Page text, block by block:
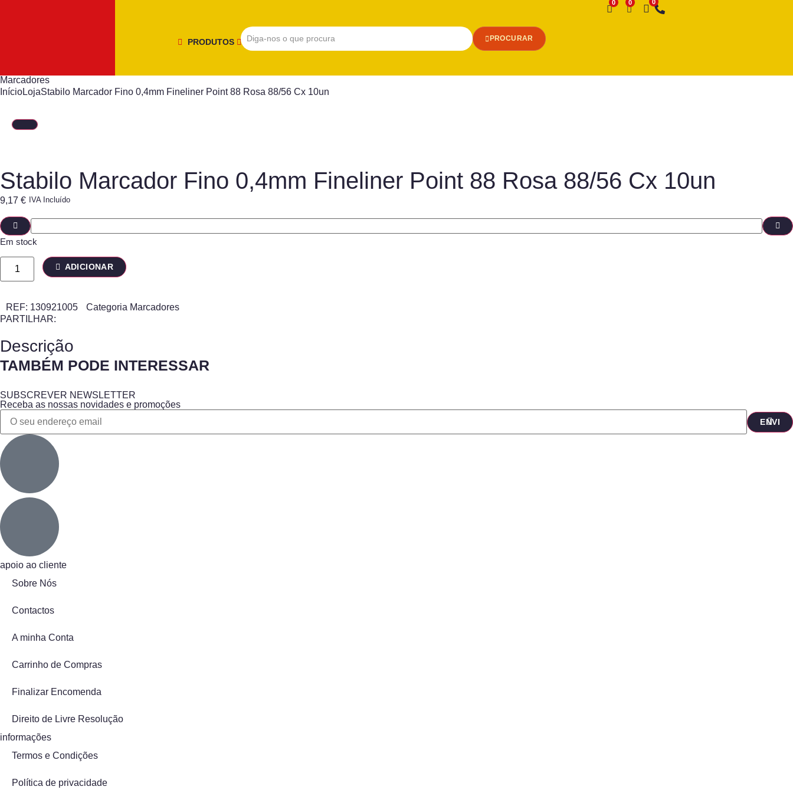
PRODUTOS PROCURAR
Desejo
Marcadores
InícioLojaStabilo Marcador Fino 0,4mm Fineliner Point 88 Rosa 88/56 Cx 10un
Stabilo Marcador Fino 0,4mm Fineliner Point 88 Rosa 88/56 Cx 10un
9,17 € IVA Incluído
Em stock
ADICIONAR
REF: 130921005 Categoria Marcadores
PARTILHAR:
Descrição
TAMBÉM PODE INTERESSAR
SUBSCREVER NEWSLETTER
Receba as nossas novidades e promoções
apoio ao cliente
Sobre Nós
Contactos
A minha Conta
Carrinho de Compras
Finalizar Encomenda
Direito de Livre Resolução
informações
Termos e Condições
Política de privacidade